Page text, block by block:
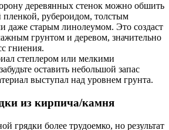
деревянных стенок можно обшить
пленкой, рубероидом, толстым
даже старым линолеумом. Это создаст
грунтом и деревом, значительно
гниения.
степлером или мелкими
оставить небольшой запас
выступал над уровнем грунта.
из кирпича/камня
грядки более трудоемко, но результат